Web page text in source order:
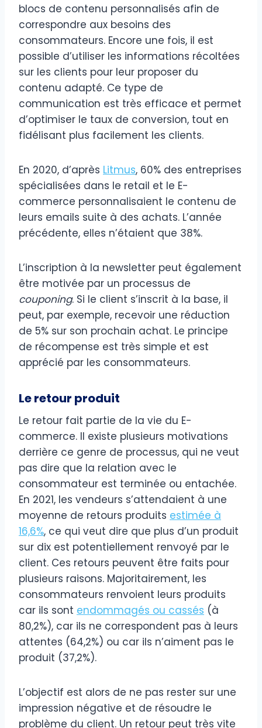
blocs de contenu personnalisés afin de
correspondre aux besoins des
consommateurs. Encore une fois, il est
possible d’utiliser les informations récoltées
sur les clients pour leur proposer du
contenu adapté. Ce type de
communication est très efficace et permet
d’optimiser le taux de conversion, tout en
fidélisant plus facilement les clients.
En 2020, d’après Litmus, 60% des entreprises
spécialisées dans le retail et le E-
commerce personnalisaient le contenu de
leurs emails suite à des achats. L’année
précédente, elles n’étaient que 38%.
L’inscription à la newsletter peut également
être motivée par un processus de
couponing. Si le client s’inscrit à la base, il
peut, par exemple, recevoir une réduction
de 5% sur son prochain achat. Le principe
de récompense est très simple et est
apprécié par les consommateurs.
Le retour produit
Le retour fait partie de la vie du E-
commerce. Il existe plusieurs motivations
derrière ce genre de processus, qui ne veut
pas dire que la relation avec le
consommateur est terminée ou entachée.
En 2021, les vendeurs s’attendaient à une
moyenne de retours produits estimée à
16,6%, ce qui veut dire que plus d’un produit
sur dix est potentiellement renvoyé par le
client. Ces retours peuvent être faits pour
plusieurs raisons. Majoritairement, les
consommateurs renvoient leurs produits
car ils sont endommagés ou cassés (à
80,2%), car ils ne correspondent pas à leurs
attentes (64,2%) ou car ils n’aiment pas le
produit (37,2%).
L’objectif est alors de ne pas rester sur une
impression négative et de résoudre le
problème du client. Un retour peut très vite